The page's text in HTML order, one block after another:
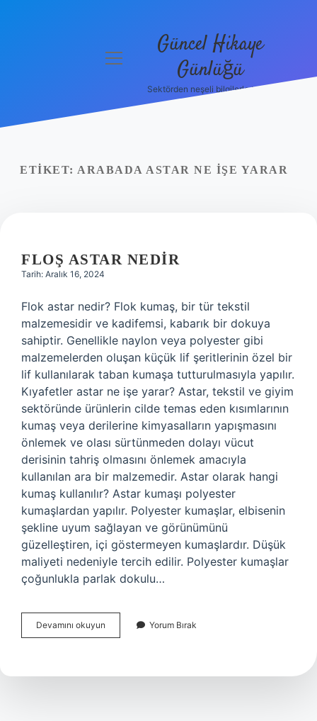
menüyü
Güncel Hikaye
Günlüğü
Sektörden neşeli bilgilerle tanış!
ETIKET: ARABADA ASTAR NE IŞE YARAR
FLOŞ ASTAR NEDIR
Tarih: Aralık 16, 2024
Flok astar nedir? Flok kumaş, bir tür tekstil
malzemesidir ve kadifemsi, kabarık bir dokuya
sahiptir. Genellikle naylon veya polyester gibi
malzemelerden oluşan küçük lif şeritlerinin özel bir
lif kullanılarak taban kumaşa tutturulmasıyla yapılır.
Kıyafetler astar ne işe yarar? Astar, tekstil ve giyim
sektöründe ürünlerin cilde temas eden kısımlarının
kumaş veya derilerine kimyasalların yapışmasını
önlemek ve olası sürtünmeden dolayı vücut
derisinin tahriş olmasını önlemek amacıyla
kullanılan ara bir malzemedir. Astar olarak hangi
kumaş kullanılır? Astar kumaşı polyester
kumaşlardan yapılır. Polyester kumaşlar, elbisenin
şekline uyum sağlayan ve görünümünü
güzelleştiren, içi göstermeyen kumaşlardır. Düşük
maliyeti nedeniyle tercih edilir. Polyester kumaşlar
çoğunlukla parlak dokulu…
Devamını okuyun
Astar
Yorum Bırak